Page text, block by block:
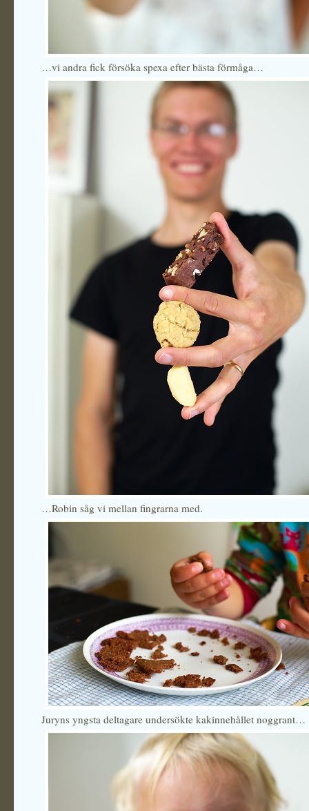
…vi andra fick försöka spexa efter bästa förmåga…
…Robin såg vi mellan fingrarna med.
Juryns yngsta deltagare undersökte kakinnehållet noggrant…